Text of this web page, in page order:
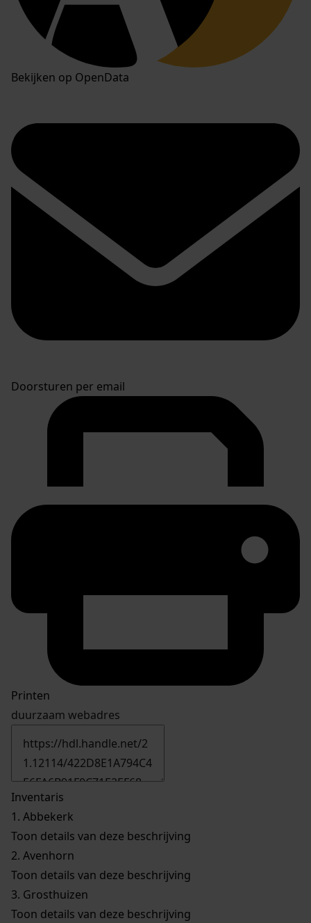
Bekijken op OpenData
Doorsturen per email
Printen
duurzaam webadres
Inventaris
1. Abbekerk
Toon details van deze beschrijving
2. Avenhorn
Toon details van deze beschrijving
3. Grosthuizen
Toon details van deze beschrijving